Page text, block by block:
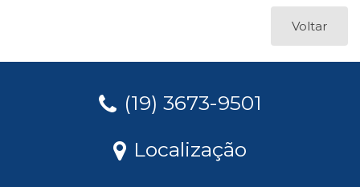
Voltar
(19) 3673-9501
Localização